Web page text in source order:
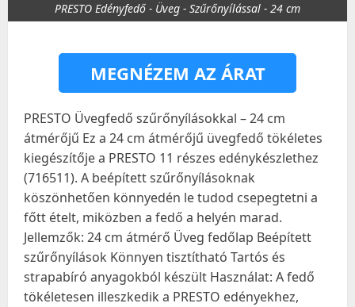
PRESTO Edényfedő - Üveg - Szűrőnyílással - 24 cm
MEGNÉZEM AZ ÁRAT
PRESTO Üvegfedő szűrőnyílásokkal – 24 cm
átmérőjű Ez a 24 cm átmérőjű üvegfedő tökéletes
kiegészítője a PRESTO 11 részes edénykészlethez
(716511). A beépített szűrőnyílásoknak
köszönhetően könnyedén le tudod csepegtetni a
főtt ételt, miközben a fedő a helyén marad.
Jellemzők: 24 cm átmérő Üveg fedőlap Beépített
szűrőnyílások Könnyen tisztítható Tartós és
strapabíró anyagokból készült Használat: A fedő
tökéletesen illeszkedik a PRESTO edényekhez,